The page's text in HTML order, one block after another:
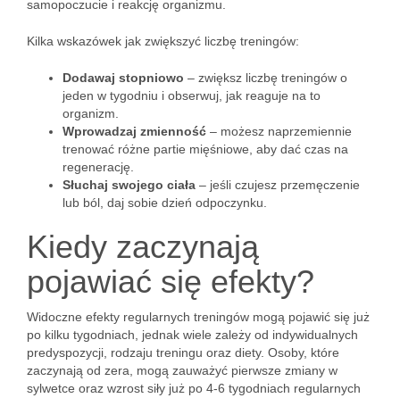
samopoczucie i reakcję organizmu.
Kilka wskazówek jak zwiększyć liczbę treningów:
Dodawaj stopniowo – zwiększ liczbę treningów o
jeden w tygodniu i obserwuj, jak reaguje na to
organizm.
Wprowadzaj zmienność – możesz naprzemiennie
trenować różne partie mięśniowe, aby dać czas na
regenerację.
Słuchaj swojego ciała – jeśli czujesz przemęczenie
lub ból, daj sobie dzień odpoczynku.
Kiedy zaczynają
pojawiać się efekty?
Widoczne efekty regularnych treningów mogą pojawić się już
po kilku tygodniach, jednak wiele zależy od indywidualnych
predyspozycji, rodzaju treningu oraz diety. Osoby, które
zaczynają od zera, mogą zauważyć pierwsze zmiany w
sylwetce oraz wzrost siły już po 4-6 tygodniach regularnych